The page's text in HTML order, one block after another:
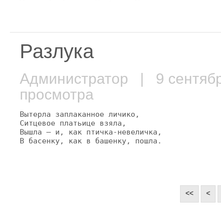
Разлука
Администратор | 9
просмотра
Вытерла заплаканное личико,
Ситцевое платьице взяла,
Вышла — и, как птичка-невеличка,
В басенку, как в башенку, пошла.
<< <